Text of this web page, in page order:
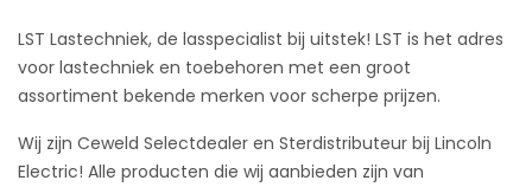
LST Lastechniek, de lasspecialist bij uitstek! LST is het adres
voor lastechniek en toebehoren met een groot
assortiment bekende merken voor scherpe prijzen.
Wij zijn Ceweld Selectdealer en Sterdistributeur bij Lincoln
Electric! Alle producten die wij aanbieden zijn van